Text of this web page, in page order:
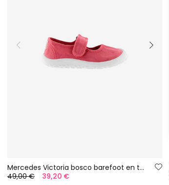
Mercedes Victoria bosco barefoot en toile couleur fraise
49,00 €
39,20 €